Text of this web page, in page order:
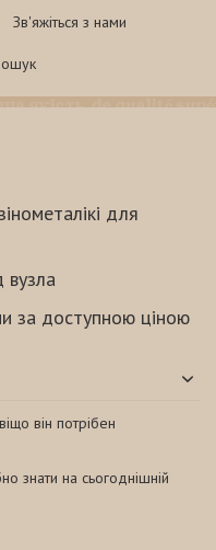
Зв'яжіться з нами
для
вузла
за доступною ціною
він потрібен
знати на сьогоднішній